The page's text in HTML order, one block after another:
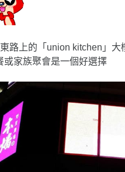
路上的「union kitchen」
或家族聚會是一個好選擇